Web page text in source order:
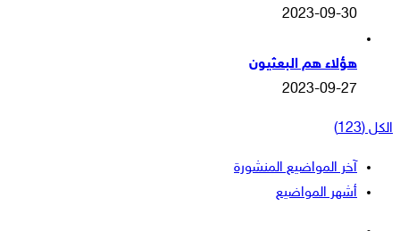
2023-09-30
هؤلاء هم البعثيون
2023-09-27
الكل (123)
آخر المواضيع المنشورة
أشهر المواضيع